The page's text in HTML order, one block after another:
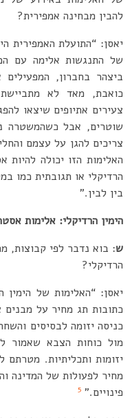
להבין מבחינה אמפירית?
יאסן: “התועלת האמפירית
של התנגשות אלימה עם
ביצהר בחברון,
כואבת, מאד לא
צעירים אתיופים שיצאו
שוטרים, אבל כשהמשטרה
צריכים להגן על עצמם
האלימות הזו יכולה להיות
הרדיקלי או תגובתית כמו
בין לבין.”
הימין הרדיקלי: אלימות
ש: בוא נדבר לפי קבוצות,
הרדיקלי?
יאסן: “האלימות של הימין
כתובות תג מחיר על מבנים
כניסה יזומה לבסיסים
מול כוחות הצבא שאמור
יזומות ותכליתיות.
מחיר לפעולות של המדינה
פינויים.” 5